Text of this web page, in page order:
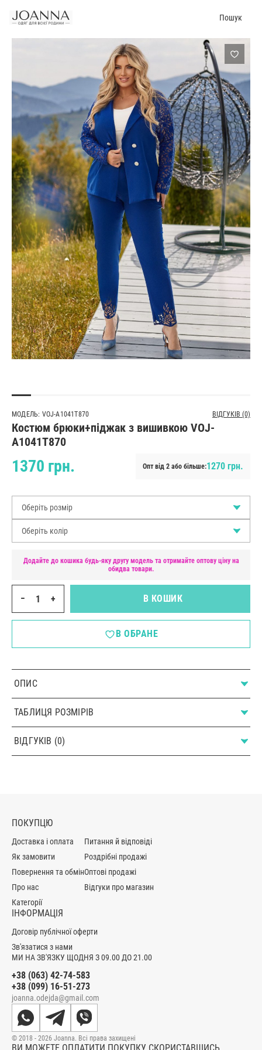
Пошук
МОДЕЛЬ: VOJ-A1041T870 ВІДГУКІВ (0)
Костюм брюки+піджак з вишивкою VOJ-
A1041T870
1370 грн. Опт від 2 або більше:1270 грн.
Оберіть розмір
Оберіть колір
Додайте до кошика будь-яку другу модель та отримайте оптову ціну на
обидва товари.
− + В КОШИК
В ОБРАНЕ
ОПИС
ТАБЛИЦЯ РОЗМІРІВ
ВІДГУКІВ (0)
МИ НА ЗВ'ЯЗКУ ЩОДНЯ З 09.00 ДО 21.00
+38 (063) 42-74-583
+38 (099) 16-51-273
joanna.odejda@gmail.com
ПОКУПЦЮ
Доставка і оплата
Як замовити
Повернення та обмін
Про нас
Категорії
Питання й відповіді
Роздрібні продажі
Оптові продажі
Відгуки про магазин
ІНФОРМАЦІЯ
Договір публічної оферти
Зв'язатися з нами
© 2018 - 2026 Joanna. Всі права захищені